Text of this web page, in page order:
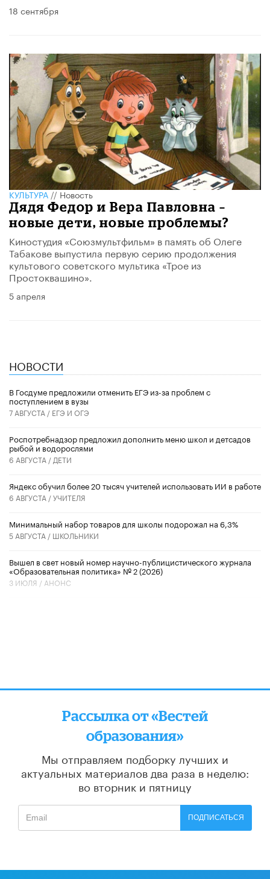
18 сентября
КУЛЬТУРА//Новость
Дядя Федор и Вера Павловна –
новые дети, новые проблемы?
Киностудия «Союзмультфильм» в память об Олеге
Табакове выпустила первую серию продолжения
культового советского мультика «Трое из
Простоквашино».
5 апреля
НОВОСТИ
В Госдуме предложили отменить ЕГЭ из-за проблем с
поступлением в вузы
7 АВГУСТА / ЕГЭ И ОГЭ
Роспотребнадзор предложил дополнить меню школ и детсадов
рыбой и водорослями
6 АВГУСТА / ДЕТИ
​Яндекс обучил более 20 тысяч учителей использовать ИИ в работе
6 АВГУСТА /УЧИТЕЛЯ
Минимальный набор товаров для школы подорожал на 6,3%
5 АВГУСТА / ШКОЛЬНИКИ
Вышел в свет новый номер научно-публицистического журнала
«Образовательная политика» № 2 (2026)
3 ИЮЛЯ / АНОНС
Рассылка от «Вестей
образования»
Мы отправляем подборку лучших и
актуальных материалов два раза в неделю:
во вторник и пятницу
ПОДПИСАТЬСЯ